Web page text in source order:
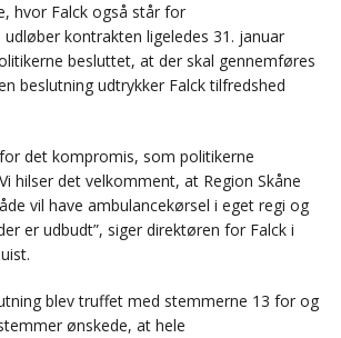
hvor Falck også står for
kontrakten ligeledes 31. januar
besluttet, at der skal gennemføres
beslutning udtrykker Falck tilfredshed
for det kompromis, som politikerne
hilser det velkomment, at Region Skåne
vil have ambulancekørsel i eget regi og
er udbudt”, siger direktøren for Falck i
blev truffet med stemmerne 13 for og
ønskede, at hele